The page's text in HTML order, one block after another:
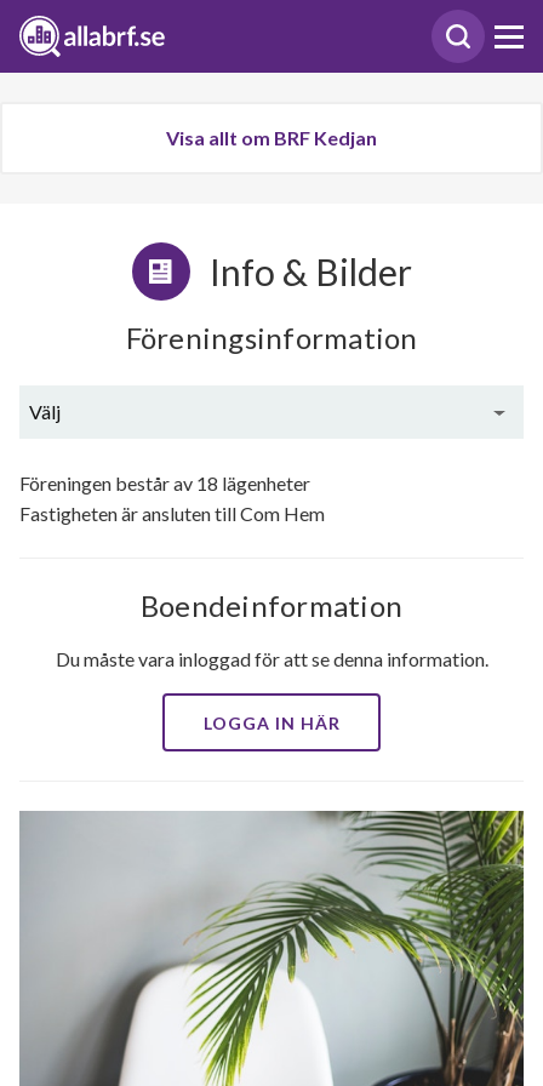
Visa allt om BRF Kedjan
Info & Bilder
Föreningsinformation
Välj
Föreningen består av 18 lägenheter
Fastigheten är ansluten till Com Hem
Boendeinformation
Du måste vara inloggad för att se denna information.
LOGGA IN HÄR